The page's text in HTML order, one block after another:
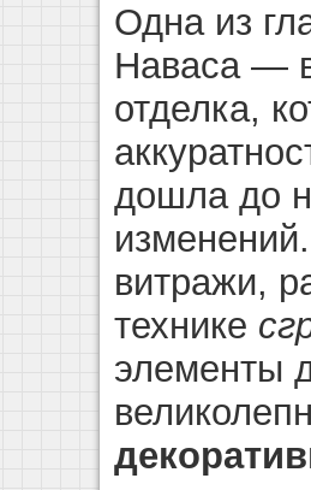
Одна из
Наваса —
отделка,
дошла до
витражи,
технике
элементы